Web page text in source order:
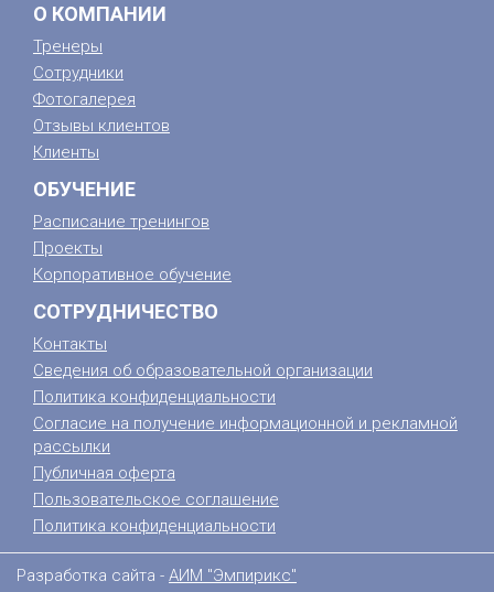
О КОМПАНИИ
Тренеры
Сотрудники
Фотогалерея
Отзывы клиентов
Клиенты
ОБУЧЕНИЕ
Расписание тренингов
Проекты
Корпоративное обучение
СОТРУДНИЧЕСТВО
Контакты
Сведения об образовательной организации
Политика конфиденциальности
Согласие на получение информационной и рекламной
рассылки
Публичная оферта
Пользовательское соглашение
Политика конфиденциальности
Разработка сайта - АИМ "Эмпирикс"